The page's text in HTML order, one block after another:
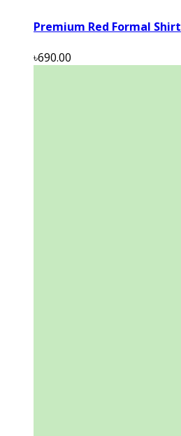
Premium Red Formal Shirt
৳690.00